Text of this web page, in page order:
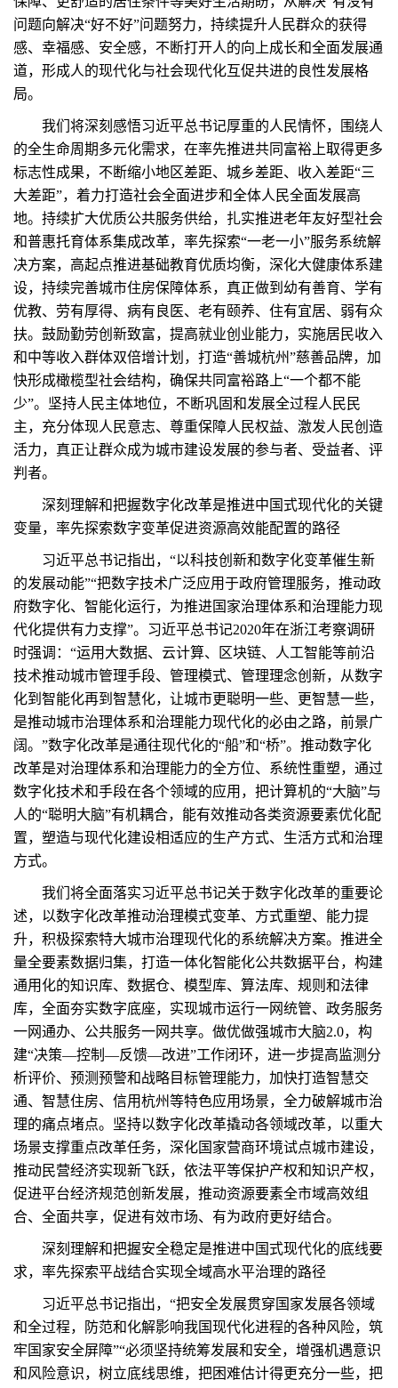
问题向解决“好不好”问题努力，持续提升人民群众的获得
感、幸福感、安全感，不断打开人的向上成长和全面发展通
道，形成人的现代化与社会现代化互促共进的良性发展格
局。
我们将深刻感悟习近平总书记厚重的人民情怀，围绕人
的全生命周期多元化需求，在率先推进共同富裕上取得更多
标志性成果，不断缩小地区差距、城乡差距、收入差距“三
大差距”，着力打造社会全面进步和全体人民全面发展高
地。持续扩大优质公共服务供给，扎实推进老年友好型社会
和普惠托育体系集成改革，率先探索“一老一小”服务系统解
决方案，高起点推进基础教育优质均衡，深化大健康体系建
设，持续完善城市住房保障体系，真正做到幼有善育、学有
优教、劳有厚得、病有良医、老有颐养、住有宜居、弱有众
扶。鼓励勤劳创新致富，提高就业创业能力，实施居民收入
和中等收入群体双倍增计划，打造“善城杭州”慈善品牌，加
快形成橄榄型社会结构，确保共同富裕路上“一个都不能
少”。坚持人民主体地位，不断巩固和发展全过程人民民
主，充分体现人民意志、尊重保障人民权益、激发人民创造
活力，真正让群众成为城市建设发展的参与者、受益者、评
判者。
深刻理解和把握数字化改革是推进中国式现代化的关键
变量，率先探索数字变革促进资源高效能配置的路径
习近平总书记指出，“以科技创新和数字化变革催生新
的发展动能”“把数字技术广泛应用于政府管理服务，推动政
府数字化、智能化运行，为推进国家治理体系和治理能力现
代化提供有力支撑”。习近平总书记2020年在浙江考察调研
时强调：“运用大数据、云计算、区块链、人工智能等前沿
技术推动城市管理手段、管理模式、管理理念创新，从数字
化到智能化再到智慧化，让城市更聪明一些、更智慧一些，
是推动城市治理体系和治理能力现代化的必由之路，前景广
阔。”数字化改革是通往现代化的“船”和“桥”。推动数字化
改革是对治理体系和治理能力的全方位、系统性重塑，通过
数字化技术和手段在各个领域的应用，把计算机的“大脑”与
人的“聪明大脑”有机耦合，能有效推动各类资源要素优化配
置，塑造与现代化建设相适应的生产方式、生活方式和治理
方式。
我们将全面落实习近平总书记关于数字化改革的重要论
述，以数字化改革推动治理模式变革、方式重塑、能力提
升，积极探索特大城市治理现代化的系统解决方案。推进全
量全要素数据归集，打造一体化智能化公共数据平台，构建
通用化的知识库、数据仓、模型库、算法库、规则和法律
库，全面夯实数字底座，实现城市运行一网统管、政务服务
一网通办、公共服务一网共享。做优做强城市大脑2.0，构
建“决策—控制—反馈—改进”工作闭环，进一步提高监测分
析评价、预测预警和战略目标管理能力，加快打造智慧交
通、智慧住房、信用杭州等特色应用场景，全力破解城市治
理的痛点堵点。坚持以数字化改革撬动各领域改革，以重大
场景支撑重点改革任务，深化国家营商环境试点城市建设，
推动民营经济实现新飞跃，依法平等保护产权和知识产权，
促进平台经济规范创新发展，推动资源要素全市域高效组
合、全面共享，促进有效市场、有为政府更好结合。
深刻理解和把握安全稳定是推进中国式现代化的底线要
求，率先探索平战结合实现全域高水平治理的路径
习近平总书记指出，“把安全发展贯穿国家发展各领域
和全过程，防范和化解影响我国现代化进程的各种风险，筑
牢国家安全屏障”“必须坚持统筹发展和安全，增强机遇意识
和风险意识，树立底线思维，把困难估计得更充分一些，把